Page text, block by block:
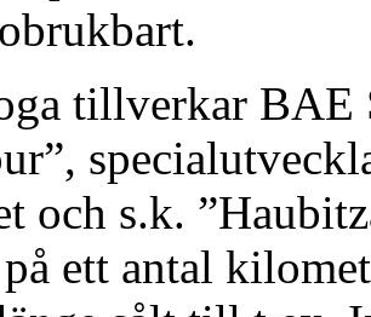
tillverkar BAE
och s.k.
ett antal